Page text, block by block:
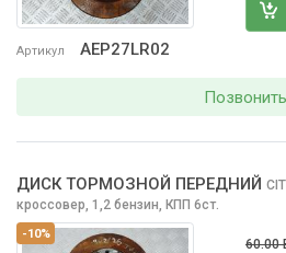
Артикул AEP27LR02
Позвонить
-10%
ДИСК ТОРМОЗНОЙ ПЕРЕДНИЙ
кроссовер, 1,2 бензин, КПП 6ст.
60.00